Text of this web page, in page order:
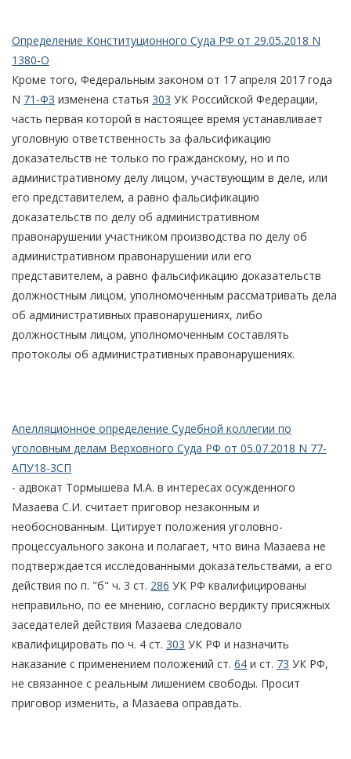
Определение Конституционного Суда РФ от 29.05.2018 N
1380-О
Кроме того, Федеральным законом от 17 апреля 2017 года
N 71-ФЗ изменена статья 303 УК Российской Федерации,
часть первая которой в настоящее время устанавливает
уголовную ответственность за фальсификацию
доказательств не только по гражданскому, но и по
административному делу лицом, участвующим в деле, или
его представителем, а равно фальсификацию
доказательств по делу об административном
правонарушении участником производства по делу об
административном правонарушении или его
представителем, а равно фальсификацию доказательств
должностным лицом, уполномоченным рассматривать дела
об административных правонарушениях, либо
должностным лицом, уполномоченным составлять
протоколы об административных правонарушениях.
Апелляционное определение Судебной коллегии по
уголовным делам Верховного Суда РФ от 05.07.2018 N 77-
АПУ18-3СП
- адвокат Тормышева М.А. в интересах осужденного
Мазаева С.И. считает приговор незаконным и
необоснованным. Цитирует положения уголовно-
процессуального закона и полагает, что вина Мазаева не
подтверждается исследованными доказательствами, а его
действия по п. "б" ч. 3 ст. 286 УК РФ квалифицированы
неправильно, по ее мнению, согласно вердикту присяжных
заседателей действия Мазаева следовало
квалифицировать по ч. 4 ст. 303 УК РФ и назначить
наказание с применением положений ст. 64 и ст. 73 УК РФ,
не связанное с реальным лишением свободы. Просит
приговор изменить, а Мазаева оправдать.